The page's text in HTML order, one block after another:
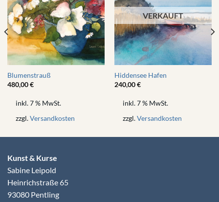
Blumenstrauß
480,00€
inkl. 7 % MwSt.
zzgl.Versandkosten
VERKAUFT
Hiddensee Hafen
240,00€
inkl. 7 % MwSt.
zzgl.Versandkosten
Kunst & Kurse
Sabine Leipold
Heinrichstraße 65
93080 Pentling